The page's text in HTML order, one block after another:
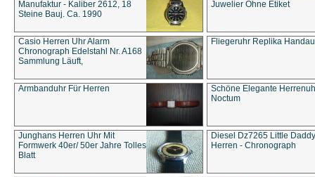
Manufaktur - Kaliber 2612, 18
Steine Bauj. Ca. 1990
Juwelier Ohne Etiket
Casio Herren Uhr Alarm
Chronograph Edelstahl Nr. A168
Sammlung Läuft,
Fliegeruhr Replika
Armbanduhr Für Herren
Schöne Elegante
Noctum
Junghans Herren Uhr Mit
Formwerk 40er/ 50er Jahre Tolles
Blatt
Diesel Dz7265 Little Daddy
Herren - Chronograph